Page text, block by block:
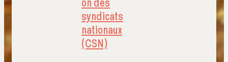
syndicats
nationaux
(CSN)